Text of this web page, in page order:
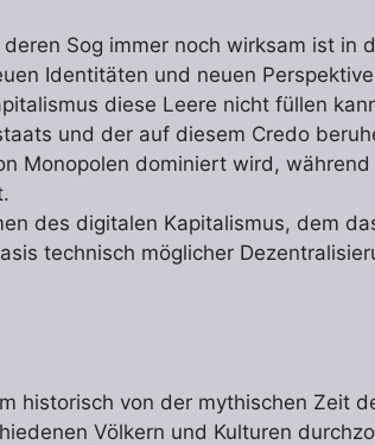
Sog immer noch wirksam ist in
Identitäten und neuen
diese Leere nicht füllen
und der auf diesem Credo
Monopolen dominiert wird,
des digitalen Kapitalismus, dem
technisch möglicher
historisch von der mythischen Zeit
Völkern und Kulturen